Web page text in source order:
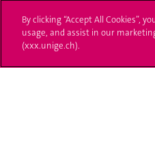
24 rue du Général-
T. +41 (0)22 379 71 11
By clicking “Accept All Cookies”,
usage, and assist in our
(xxx.unige.ch).